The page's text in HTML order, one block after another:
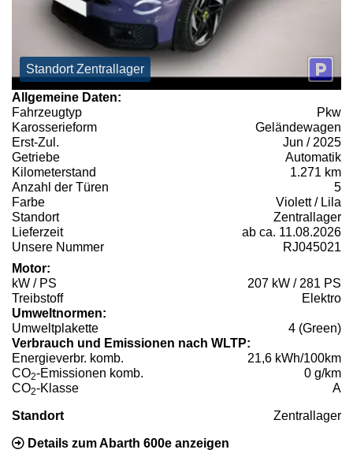
Standort Zentrallager
Allgemeine Daten:
Fahrzeugtyp
Pkw
Karosserieform
Geländewagen
Erst-Zul.
Jun / 2025
Getriebe
Automatik
Kilometerstand
1.271 km
Anzahl der Türen
5
Farbe
Violett / Lila
Standort
Zentrallager
Lieferzeit
ab ca. 11.08.2026
Unsere Nummer
RJ045021
Motor:
kW / PS
207 kW / 281 PS
Treibstoff
Elektro
Umweltnormen:
Umweltplakette
4 (Green)
Verbrauch und Emissionen nach WLTP:
Energieverbr. komb.
21,6 kWh/100km
CO2-Emissionen komb.
0 g/km
CO2-Klasse A
Standort Zentrallager
Details zum Abarth 600e anzeigen